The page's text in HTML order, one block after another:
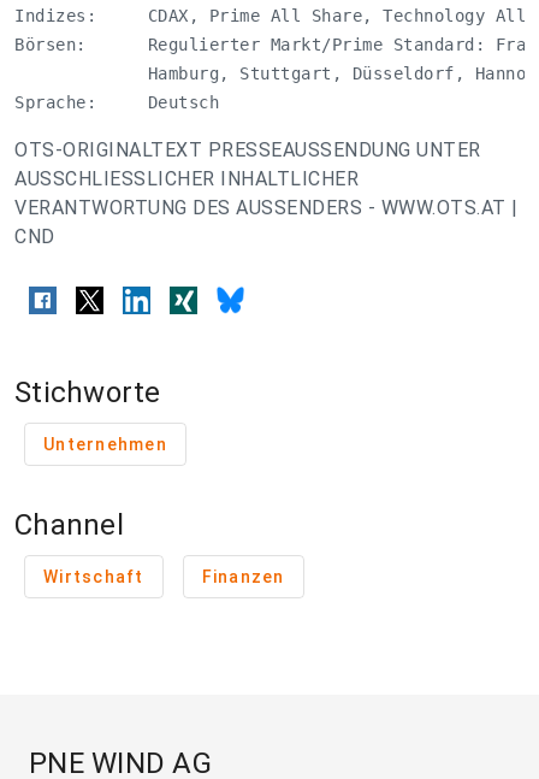
Indizes:     CDAX, Prime All Share, Technology All
Börsen:      Regulierter Markt/Prime Standard:
Hamburg, Stuttgart, Düsseldorf,
Sprache:     Deutsch
OTS-ORIGINALTEXT PRESSEAUSSENDUNG UNTER
AUSSCHLIESSLICHER INHALTLICHER
VERANTWORTUNG DES AUSSENDERS - WWW.OTS.AT |
CND
Stichworte
Unternehmen
Channel
Wirtschaft Finanzen
PNE WIND AG